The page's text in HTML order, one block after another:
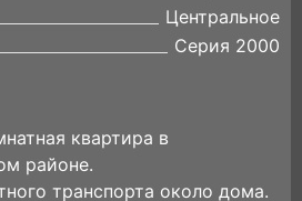
Центральное
Серия 2000
квартира в
районе.
транспорта около дома.